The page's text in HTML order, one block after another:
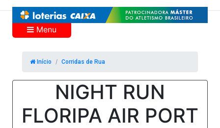
Menu
Início Corridas de Rua
NIGHT RUN
FLORIPA AIR PORT